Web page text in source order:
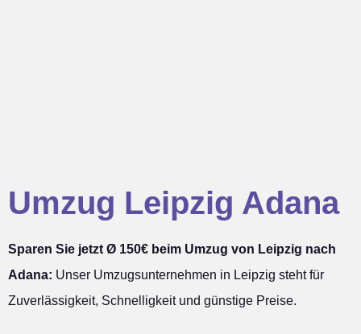
Umzug Leipzig Adana
Sparen Sie jetzt Ø 150€ beim Umzug von Leipzig nach
Adana: Unser Umzugsunternehmen in Leipzig steht für
Zuverlässigkeit, Schnelligkeit und günstige Preise.